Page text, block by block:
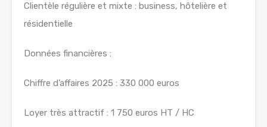
Clientèle régulière et mixte : business, hôtelière et
résidentielle
Données financières :
Chiffre d’affaires 2025 : 330 000 euros
Loyer très attractif : 1 750 euros HT / HC